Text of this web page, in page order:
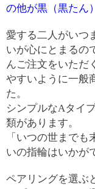
の他が黒（黒たん
愛する二人がいつ
いが心にとまるの
んご注文をいただ
やすいように一般
た。
シンプルなAタイ
類があります。
「いつの世まで
いの指輪はいかが
ペアリングを選ぶ